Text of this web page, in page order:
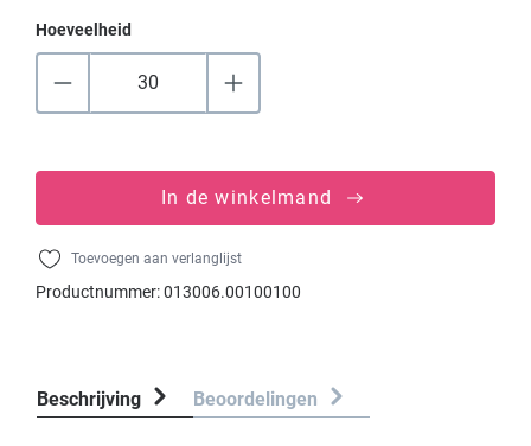
Hoeveelheid
In de winkelmand
Toevoegen aan verlanglijst
Productnummer:013006.00100100
Beschrijving Beoordelingen